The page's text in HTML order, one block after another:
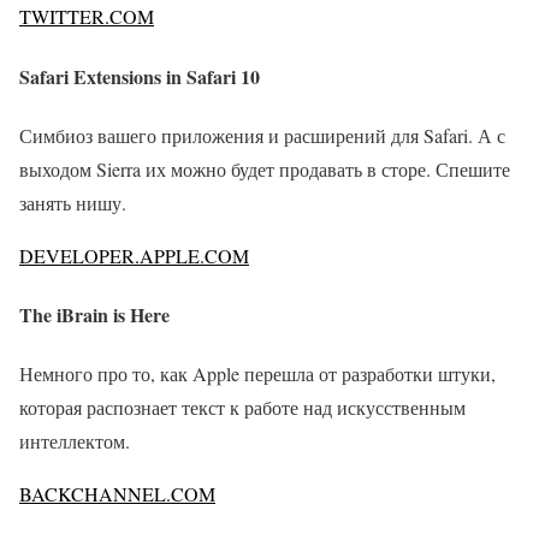
TWITTER.COM
Safari Extensions in Safari 10
Симбиоз вашего приложения и расширений для Safari. А с
выходом Sierra их можно будет продавать в сторе. Спешите
занять нишу.
DEVELOPER.APPLE.COM
The iBrain is Here
Немного про то, как Apple перешла от разработки штуки,
которая распознает текст к работе над искусственным
интеллектом.
BACKCHANNEL.COM